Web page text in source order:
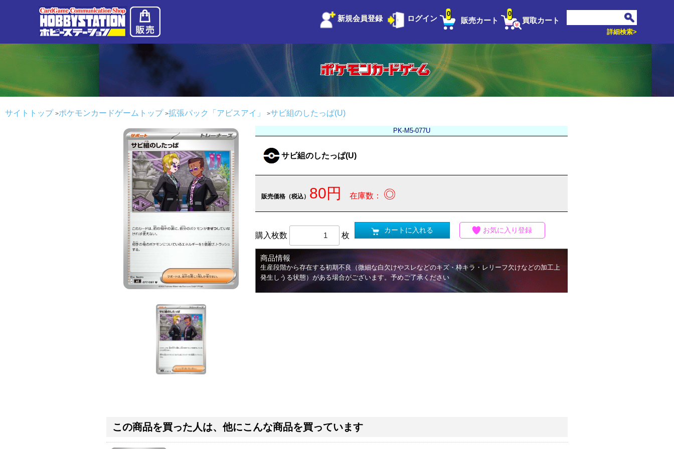
新規会員登録 ログイン 販売カート
0
買取カート
0
詳細検索>
サイトトップ ポケモンカードゲームトップ 拡張パック「アビスアイ」 サビ組のしたっぱ(U)
PK-M5-077U
サビ組のしたっぱ(U)
販売価格（税込） 80円 在庫数： ◎
購入枚数 枚
カートに入れる お気に入り登録
商品情報
生産段階から存在する初期不良（微細な白欠けやスレなどのキズ・枠キラ・レリーフ欠けなどの加工上
発生しうる状態）がある場合がございます。予めご了承ください
この商品を買った人は、他にこんな商品を買っています